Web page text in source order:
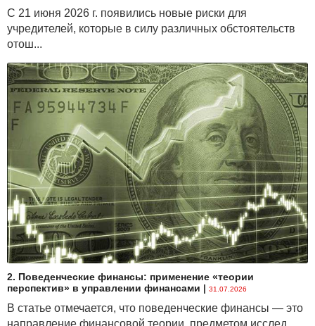
С 21 июня 2026 г. появились новые риски для
учредителей, которые в силу различных обстоятельств
отош...
2. Поведенческие финансы: применение «теории
перспектив» в управлении финансами | 31.07.2026
В статье отмечается, что поведенческие финансы — это